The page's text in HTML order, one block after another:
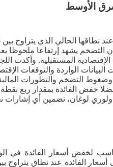
الأوسط
يشهد إرتفاعا ملحوظا
البيانات الواردة
التضخم والتطورات المالية
خفض الفائدة بمقدار ربع
لوغان، تضمين أي
لخفض أسعار الفائدة في